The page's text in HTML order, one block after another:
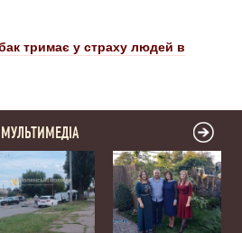
тримає у страху людей в
МУЛЬТИМЕДІА